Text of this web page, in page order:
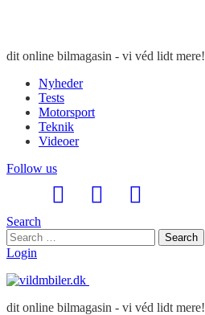
dit online bilmagasin - vi véd lidt mere!
Nyheder
Tests
Motorsport
Teknik
Videoer
Follow us
Search
Search
for:
Search
Login
dit online bilmagasin - vi véd lidt mere!